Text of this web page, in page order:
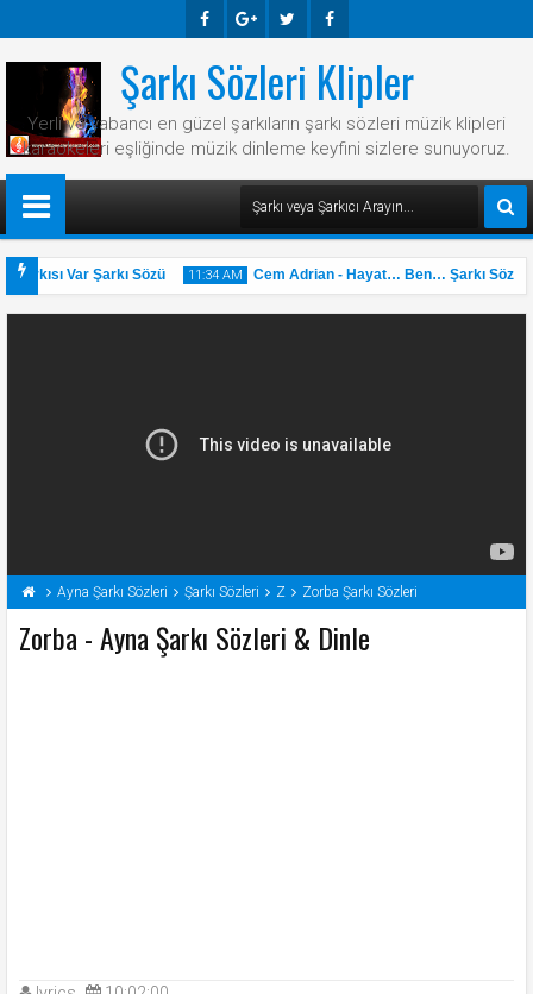
Ook E-
Plus
R Ook
Şarkı Sözleri Klipler
Yerli ve yabancı en güzel şarkıların şarkı sözleri müzik klipleri
karaokeleri eşliğinde müzik dinleme keyfini sizlere sunuyoruz.
Var Şarkı Sözü 11:34 AM
31 May
2025
Cem Adrian - Hayat… Ben… Şarkı Sözü
Ayna Şarkı Sözleri Şarkı Sözleri Z Zorba Şarkı Sözleri
Zorba - Ayna Şarkı Sözleri & Dinle